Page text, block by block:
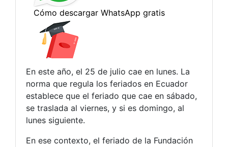
En este año, el 25 de julio cae en lunes. La
norma que regula los feriados en Ecuador
establece que el feriado que cae en sábado,
se traslada al viernes, y si es domingo, al
lunes siguiente.
En ese contexto, el feriado de la Fundación